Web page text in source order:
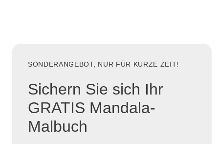
SONDERANGEBOT, NUR FÜR KURZE ZEIT!
Sichern Sie sich Ihr
GRATIS Mandala-
Malbuch